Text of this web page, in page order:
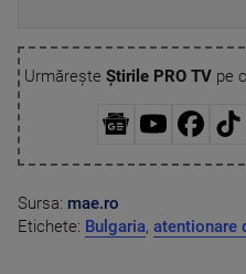
Urmărește Știrile PRO TVpe
Sursa: mae.ro
Etichete: Bulgaria, atentionare